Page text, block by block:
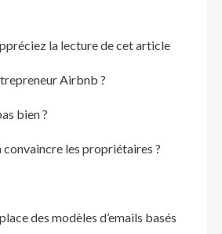
la lecture de cet article
Airbnb ?
bien ?
convaincre les propriétaires ?
des modèles d’emails basés